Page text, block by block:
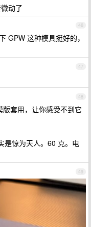
动了
46
GPW 这种模具挺好的，
47
48
套用，让你感受不到它
是惊为天人。60 克。电
49